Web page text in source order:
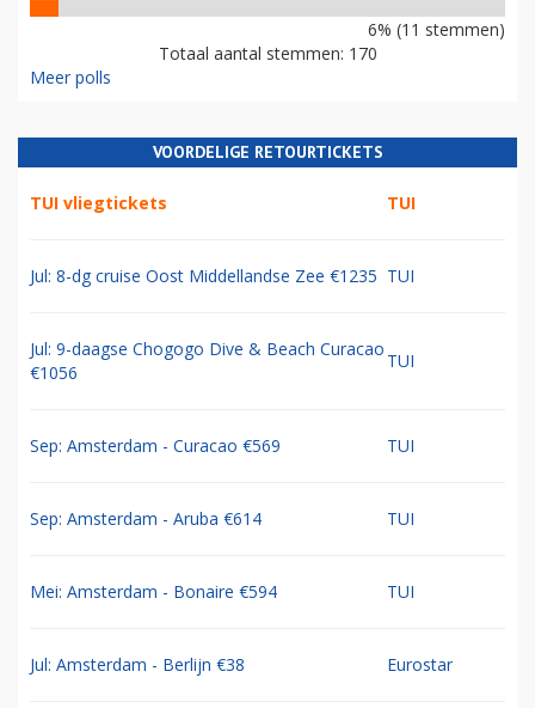
6% (11 stemmen)
Totaal aantal stemmen: 170
Meer polls
VOORDELIGE RETOURTICKETS
TUI vliegtickets TUI
Jul: 8-dg cruise Oost Middellandse Zee €1235 TUI
Jul: 9-daagse Chogogo Dive & Beach Curacao
€1056
TUI
Sep: Amsterdam - Curacao €569 TUI
Sep: Amsterdam - Aruba €614 TUI
Mei: Amsterdam - Bonaire €594 TUI
Jul: Amsterdam - Berlijn €38 Eurostar